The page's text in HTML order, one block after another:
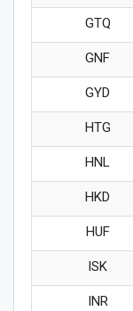
GTQ
GNF
GYD
HTG
HNL
HKD
HUF
ISK
INR